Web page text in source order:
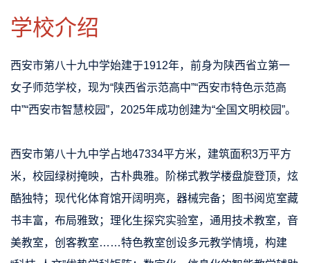
学校介绍
西安市第八十九中学始建于1912年，前身为陕西省立第一
女子师范学校，现为“陕西省示范高中”“西安市特色示范高
中”“西安市智慧校园”，2025年成功创建为“全国文明校园”。
西安市第八十九中学占地47334平方米，建筑面积3万平方
米，校园绿树掩映，古朴典雅。阶梯式教学楼盘旋登顶，炫
酷独特；现代化体育馆开阔明亮，器械完备；图书阅览室藏
书丰富，布局雅致； 理化生探究实验室，通用技术教室，音
美教室，创客教室……特色教室创设多元教学情境，构建